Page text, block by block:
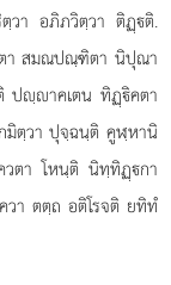
วา อภิภวิตฺวา ติฏฺติ.
สมณปณฺฑิตา นิปุณา
ปฺาคเตน ทิฏฺิคตา
มิตฺวา ปุจฺฉนฺติ คูฬฺหานิ
ตา โหนฺติ นิทฺทิฏฺกา
วา ตตฺถ อติโรจติ ยทิทํ